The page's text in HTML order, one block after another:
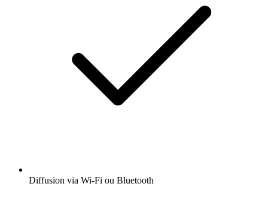
Diffusion via Wi-Fi ou Bluetooth